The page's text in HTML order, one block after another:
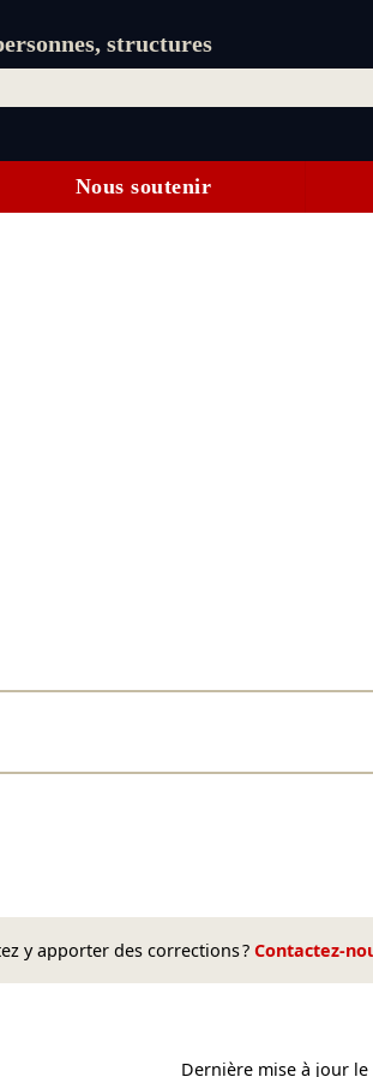
structures
Nous soutenir
y apporter des corrections ? Contactez-
Dernière mise à jour le